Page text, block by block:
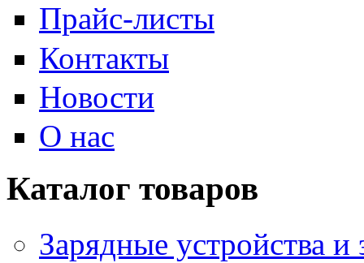
Прайс-листы
Контакты
Новости
О нас
Каталог товаров
Зарядные устройства